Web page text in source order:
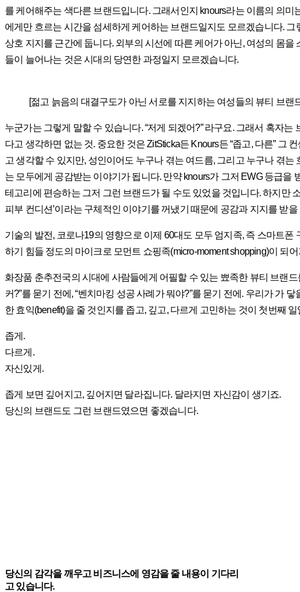
를 케어해주는 색다른 브랜드입니다. 그래서인지 knours라는 이름의 의미는
에게만 흐르는 시간을 섬세하게 케어하는 브랜드일지도 모르겠습니다.
상호 지지를 근간에 둡니다. 외부의 시선에 따른 케어가 아닌, 여성의 몸
들이 늘어나는 것은 시대의 당연한 과정일지 모르겠습니다.
[젊고 늙음의 대결구도가 아닌 서로를 지지하는 여성들의 뷰티 브랜
누군가는 그렇게 말할 수 있습니다. “저게 되겠어?” 라구요. 그래서 혹자는
다고 생각하면 없는 것. 중요한 것은 ZitSticka든 Knours든 “좁고, 다른” 그
고 생각할 수 있지만, 성인이어도 누구나 겪는 여드름, 그리고 누구나 겪
는 모두에게 공감받는 이야기가 됩니다. 만약 knours가 그저 EWG 등급을
테고리에 편승하는 그저 그런 브랜드가 될 수도 있었을 것입니다. 하지만
피부 컨디션’이라는 구체적인 이야기를 꺼냈기 때문에 공감과 지지를 받
기술의 발전, 코로나19의 영향으로 이제 60대도 모두 엄지족, 즉 스마트
하기 힘들 정도의 마이크로 모먼트 쇼핑족(micro-moment shopping)이 되
화장품 춘추전국의 시대에 사람들에게 어필할 수 있는 뾰족한 뷰티 브랜
커?”를 묻기 전에, “벤치마킹 성공 사례가 뭐야?”를 묻기 전에. 우리가 가
한 효익(benefit)을 줄 것인지를 좁고, 깊고, 다르게 고민하는 것이 첫번째
좁게.
다르게.
자신있게.
좁게 보면 깊어지고, 깊어지면 달라집니다. 달라지면 자신감이 생기죠.
당신의 브랜드도 그런 브랜드였으면 좋겠습니다.
당신의 감각을 깨우고 비즈니스에 영감을 줄 내용이 기다리
고 있습니다.